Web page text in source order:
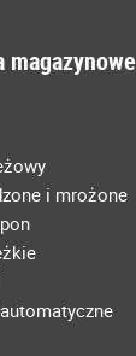
magazynowe
i mrożone